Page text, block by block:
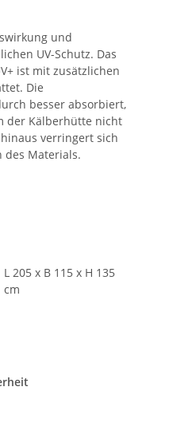
und
UV-Schutz. Das
ist mit zusätzlichen
Die
besser absorbiert,
der Kälberhütte nicht
verringert sich
des Materials.
L 205 x B 115 x H 135
cm